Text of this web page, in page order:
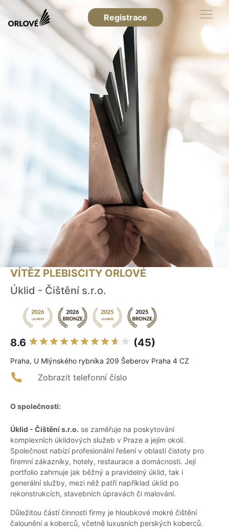
Registrace
VÍTĚZ PLEBISCITY ORLOVÉ
Úklid - Čištění s.r.o.
8.6 (45)
Praha, U Mlýnského rybníka 209 Šeberov Praha 4 CZ
Zobrazit telefonní číslo
O společnosti:
Úklid - Čištění s.r.o. se zaměřuje na poskytování
komplexních úklidových služeb v Praze a jejím okolí.
Společnost nabízí profesionální řešení v oblasti čistoty pro
firemní zákazníky, hotely, restaurace a domácnosti. Její
portfolio zahrnuje jak běžný a pravidelný úklid, tak i
generální služby, mezi něž patří například úklid po
rekonstrukcích, stavebních úpravách či malování.
Důležitou částí činnosti firmy je hloubkové mokré čištění
čalounění a koberců, včetně luxusních perských koberců.